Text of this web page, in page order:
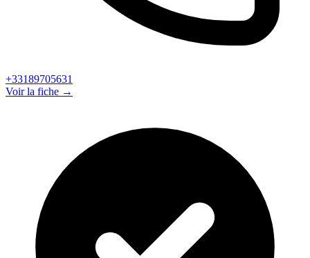
+33189705631
Voir la fiche →